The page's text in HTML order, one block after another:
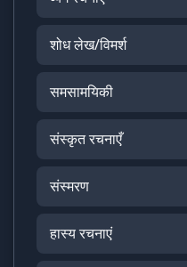
शोध लेख/विमर्श
समसामयिकी
संस्कृत रचनाएँ
संस्मरण
हास्य रचनाएं